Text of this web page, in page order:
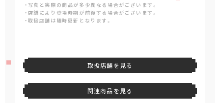
・写真と実際の商品が多少異なる場合がございます。
・店舗により登場時期が前後する場合がございます。
・取扱店舗は随時更新となります。
取扱店舗を見る
関連商品を見る